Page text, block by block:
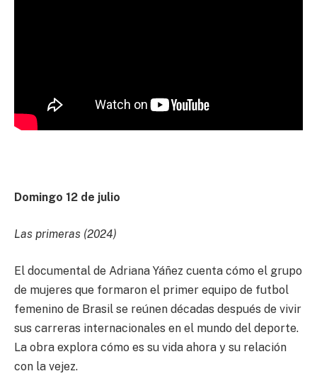
Domingo 12 de julio
Las primeras (2024)
El documental de Adriana Yáñez cuenta cómo el grupo
de mujeres que formaron el primer equipo de futbol
femenino de Brasil se reúnen décadas después de vivir
sus carreras internacionales en el mundo del deporte.
La obra explora cómo es su vida ahora y su relación
con la vejez.